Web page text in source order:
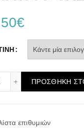
€
ΠΡΟΣΘΉΚΗ
επιθυμιών